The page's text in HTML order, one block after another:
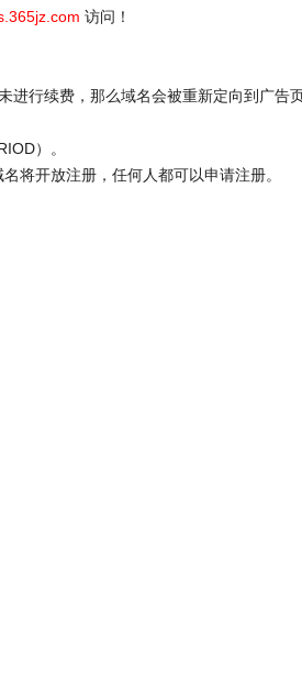
访问！
行续费，那么域名会被重新定向到广告
）。
将开放注册，任何人都可以申请注册。